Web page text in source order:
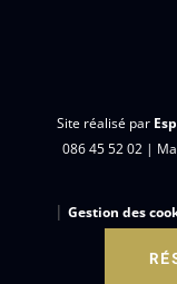
Site réalisé par
086 45 52 02 |
| Gestion des